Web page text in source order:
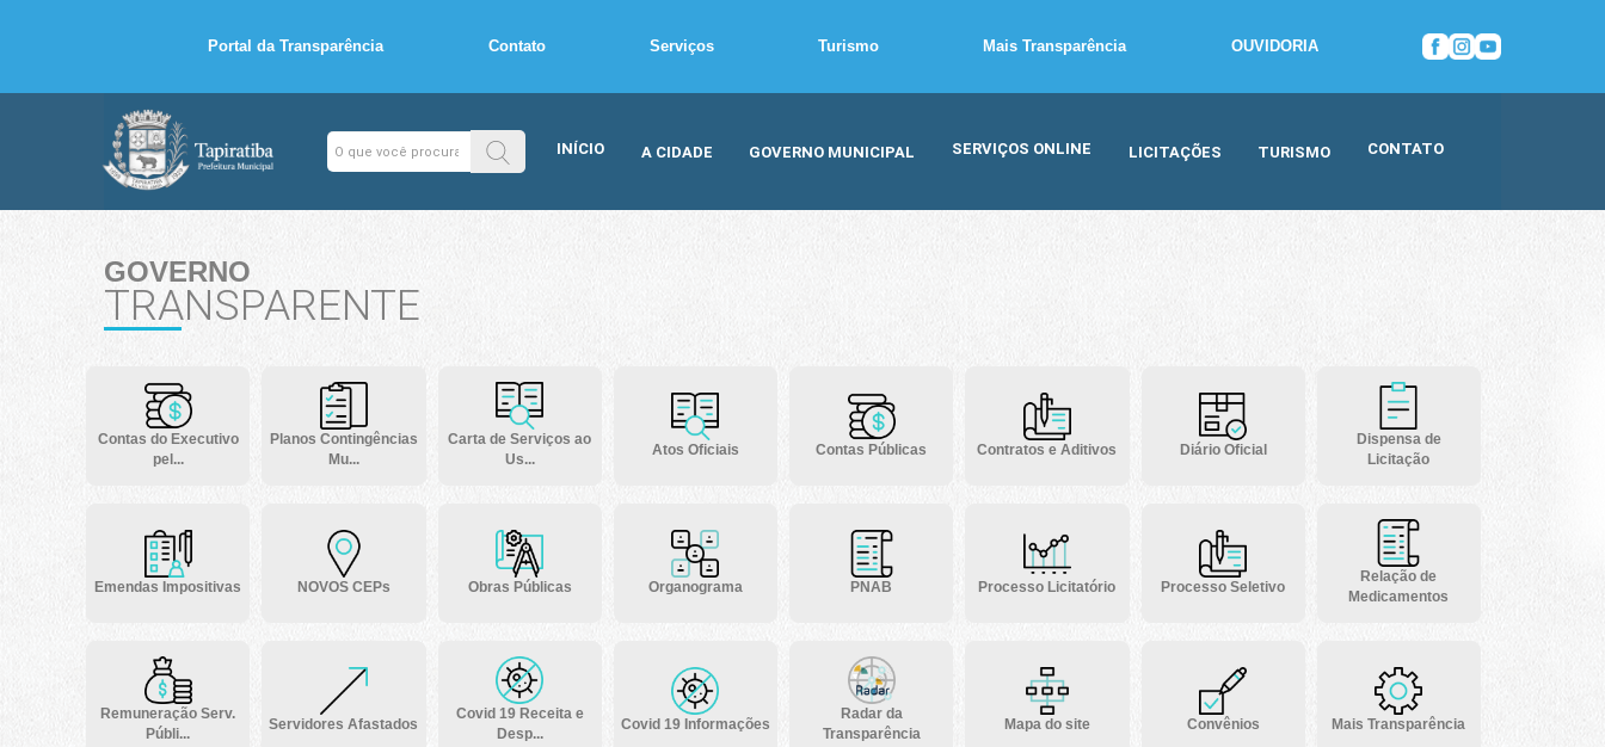
Portal da Transparência Contato Serviços Turismo Mais Transparência OUVIDORIA
INÍCIO A CIDADE GOVERNO MUNICIPAL SERVIÇOS ONLINE LICITAÇÕES TURISMO CONTATO
GOVERNO
TRANSPARENTE
Contas do Executivo
pel...
Planos Contingências
Mu...
Carta de Serviços ao
Us...
Atos Oficiais Contas Públicas Contratos e Aditivos Diário Oficial
Dispensa de
Licitação
Emendas Impositivas NOVOS CEPs Obras Públicas Organograma PNAB Processo Licitatório Processo Seletivo
Relação de
Medicamentos
Remuneração Serv.
Públi...
Servidores Afastados
Covid 19 Receita e
Desp...
Covid 19 Informações
Radar da
Transparência
Mapa do site Convênios Mais Transparência